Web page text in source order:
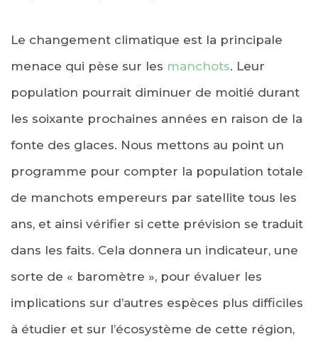
Le changement climatique est la principale
menace qui pèse sur les manchots. Leur
population pourrait diminuer de moitié durant
les soixante prochaines années en raison de la
fonte des glaces. Nous mettons au point un
programme pour compter la population totale
de manchots empereurs par satellite tous les
ans, et ainsi vérifier si cette prévision se traduit
dans les faits. Cela donnera un indicateur, une
sorte de « baromètre », pour évaluer les
implications sur d’autres espèces plus difficiles
à étudier et sur l’écosystème de cette région,